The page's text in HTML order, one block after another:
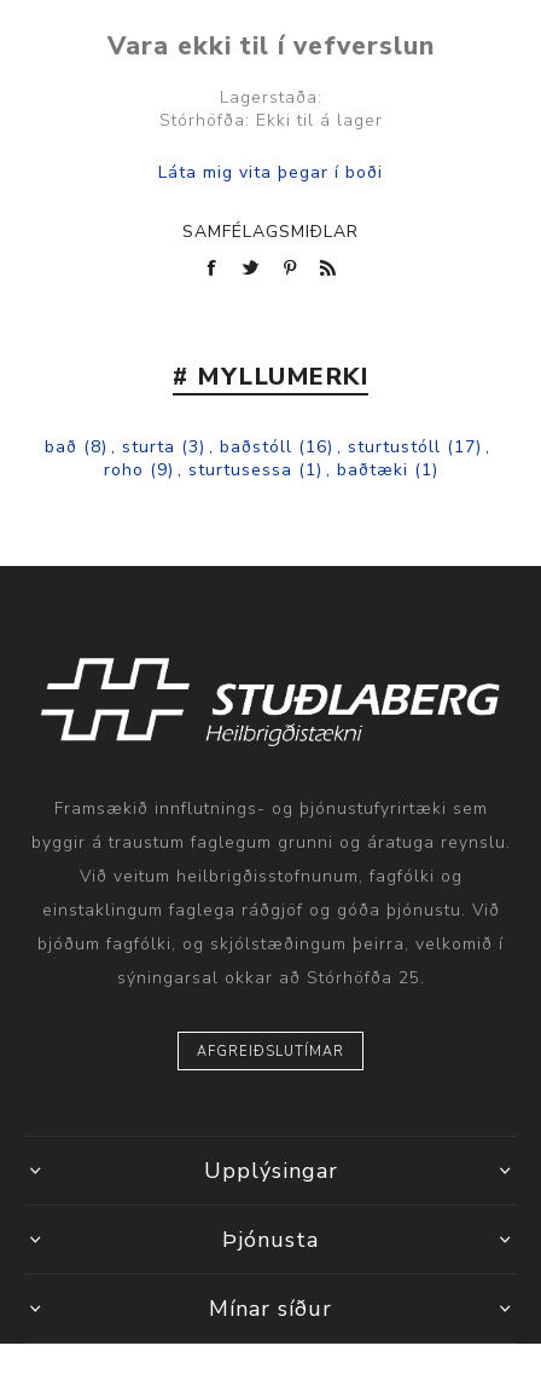
Vara ekki til í vefverslun
Lagerstaða:
Stórhöfða: Ekki til á lager
SAMFÉLAGSMIÐLAR
# MYLLUMERKI
bað (8) , sturta (3) , baðstóll (16) , sturtustóll (17) ,
roho (9) , sturtusessa (1) , baðtæki (1)
Framsækið innflutnings- og þjónustufyrirtæki sem
byggir á traustum faglegum grunni og áratuga reynslu.
Við veitum heilbrigðisstofnunum, fagfólki og
einstaklingum faglega ráðgjöf og góða þjónustu. Við
bjóðum fagfólki, og skjólstæðingum þeirra, velkomið í
sýningarsal okkar að Stórhöfða 25.
AFGREIÐSLUTÍMAR
Upplýsingar
Þjónusta
Mínar síður